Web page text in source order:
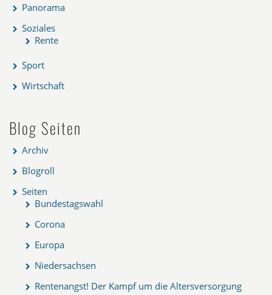
Panorama
Soziales
Rente
Sport
Wirtschaft
Blog Seiten
Archiv
Blogroll
Seiten
Bundestagswahl
Corona
Europa
Niedersachsen
Rentenangst! Der Kampf um die Altersversorgung